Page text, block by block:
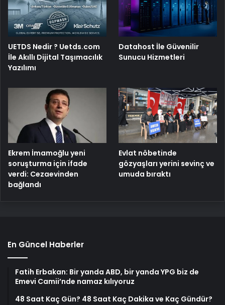
UETDS Nedir ? Uetds.com
İle Akıllı Dijital Taşımacılık
Yazılımı
Datahost İle Güvenilir
Sunucu Hizmetleri
Ekrem İmamoğlu yeni
soruşturma için ifade
verdi: Cezaevinden
bağlandı
Evlat nöbetinde
gözyaşları yerini sevinç ve
umuda bıraktı
En Güncel Haberler
Fatih Erbakan: Bir yanda ABD, bir yanda YPG biz de
Emevi Camii’nde namaz kılıyoruz
48 Saat Kaç Gün? 48 Saat Kaç Dakika ve Kaç Gündür?